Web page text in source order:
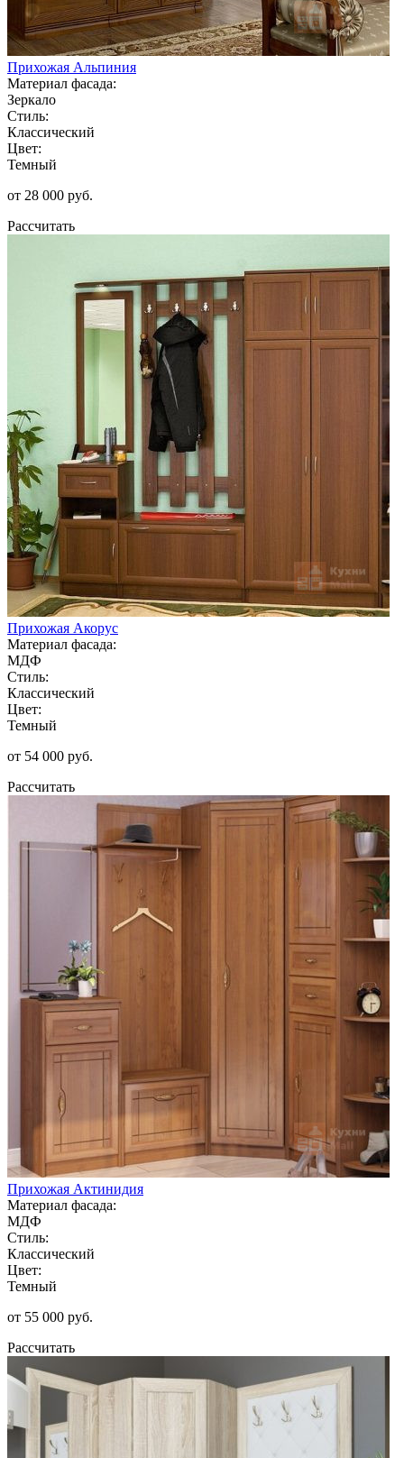
Прихожая Альпиния
Материал фасада:
Зеркало
Стиль:
Классический
Цвет:
Темный
от 28 000 руб.
Рассчитать
Прихожая Акорус
Материал фасада:
МДФ
Стиль:
Классический
Цвет:
Темный
от 54 000 руб.
Рассчитать
Прихожая Актинидия
Материал фасада:
МДФ
Стиль:
Классический
Цвет:
Темный
от 55 000 руб.
Рассчитать